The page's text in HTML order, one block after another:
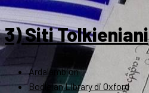
3) Siti Tolkieniani
Ardalambion
Bodleian Library di Oxford